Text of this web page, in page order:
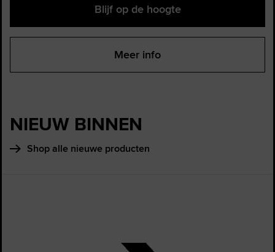
Blijf op de hoogte
Meer info
NIEUW BINNEN
Shop alle nieuwe producten